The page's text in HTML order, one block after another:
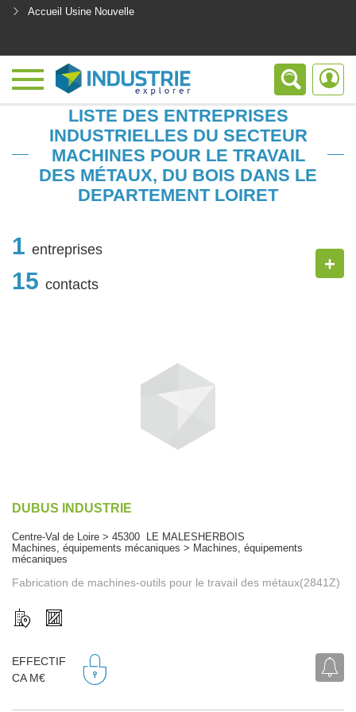
Accueil Usine Nouvelle
LISTE DES ENTREPRISES
INDUSTRIELLES DU SECTEUR
MACHINES POUR LE TRAVAIL
DES MÉTAUX, DU BOIS DANS LE
DEPARTEMENT LOIRET
1 entreprises
15 contacts
+
DUBUS INDUSTRIE
Centre-Val de Loire > 45300 LE MALESHERBOIS
Machines, équipements mécaniques > Machines, équipements
mécaniques
Fabrication de machines-outils pour le travail des métaux(2841Z)
EFFECTIF
CA M€